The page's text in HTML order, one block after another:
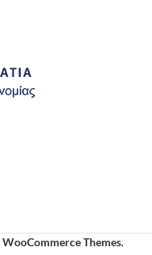
WooCommerce Themes.